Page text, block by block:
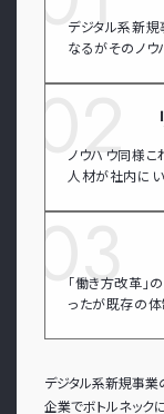
デジタル系新
なるがそのノウ
ノウハウ同様こ
人材が社内に
「働き方改革」
ったが既存の
デジタル系新規事業
企業でボトルネック